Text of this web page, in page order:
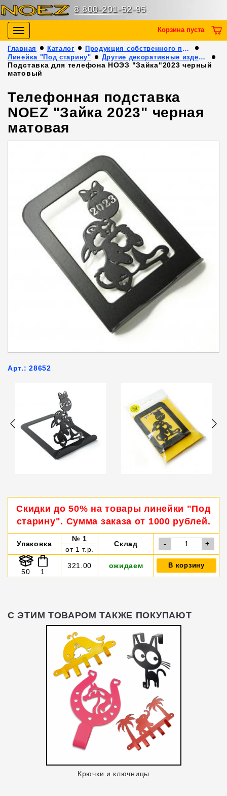
8 800-201-52-95
Toggle
navigation
Корзина пуста
Главная Каталог
Продукция собственного производства
Линейка "Под старину"
Другие декоративные изделия
Подставка для телефона НОЭЗ "Зайка"2023 черный
матовый
Телефонная подставка
NOEZ "Зайка 2023" черная
матовая
Арт.: 28652
Скидки до 50% на товары линейки "Под
старину". Сумма заказа от 1000 рублей.
Упаковка
№ 1
Склад - +
от 1 т.р.
50 1
321.00 ожидаем В корзину
С ЭТИМ ТОВАРОМ ТАКЖЕ ПОКУПАЮТ
Крючки и ключницы